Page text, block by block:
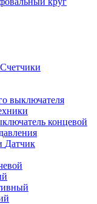
Счетчики
выключателя
концевой
Датчик